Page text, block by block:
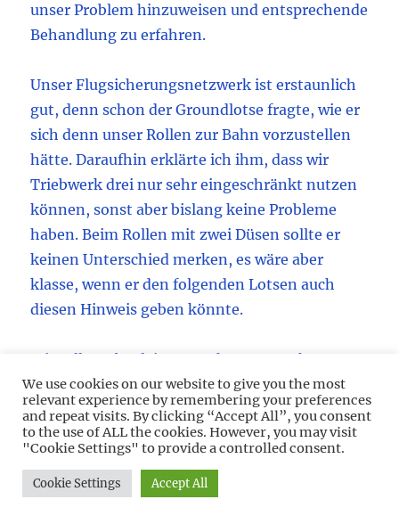
unser Problem hinzuweisen und entsprechende
Behandlung zu erfahren.
Unser Flugsicherungsnetzwerk ist erstaunlich
gut, denn schon der Groundlotse fragte, wie er
sich denn unser Rollen zur Bahn vorzustellen
hätte. Daraufhin erklärte ich ihm, dass wir
Triebwerk drei nur sehr eingeschränkt nutzen
können, sonst aber bislang keine Probleme
haben. Beim Rollen mit zwei Düsen sollte er
keinen Unterschied merken, es wäre aber
klasse, wenn er den folgenden Lotsen auch
diesen Hinweis geben könnte.
Wir rollten, begleitet von der Feuerwehr, zur
Startbahn, der Kapitän hatte errechnet, wenn
Nummer drei nur mit 80 Prozent laufen würde,
dann reichte die Startbahnlänge gut aus. Dann
mal los. Während des Startlaufs hing der FI
über den Schubhebeln und passte genau auf sie
We use cookies on our website to give you the most
relevant experience by remembering your preferences
and repeat visits. By clicking “Accept All”, you consent
to the use of ALL the cookies. However, you may visit
"Cookie Settings" to provide a controlled consent.
Cookie Settings Accept All